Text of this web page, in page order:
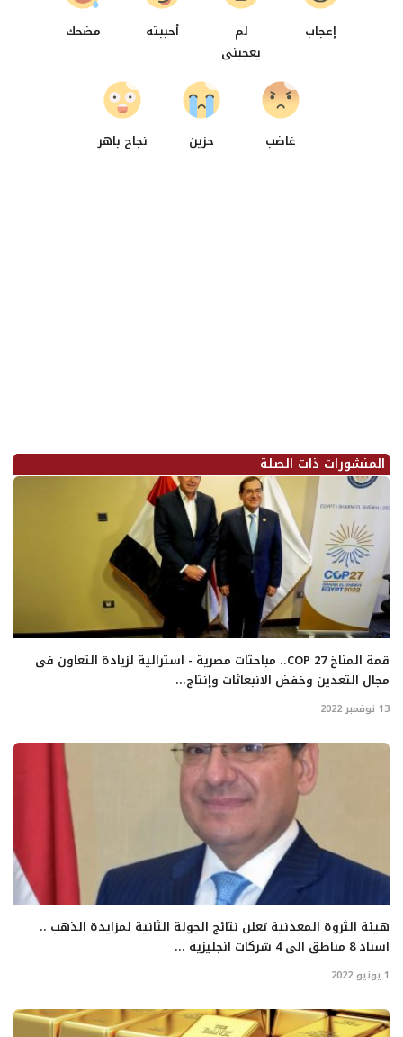
إعجاب
لم
يعجبنى
أحببته مضحك
غاضب حزين نجاح باهر
المنشورات ذات الصلة
قمة المناخ COP 27.. مباحثات مصرية - استرالية لزيادة التعاون فى
مجال التعدين وخفض الانبعاثات وإنتاج...
13 نوفمبر 2022
هيئة الثروة المعدنية تعلن نتائج الجولة الثانية لمزايدة الذهب ..
اسناد 8 مناطق الى 4 شركات انجليزية ...
1 يونيو 2022